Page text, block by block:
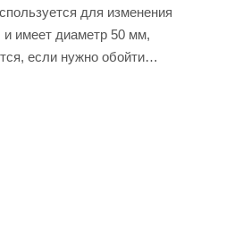
для изменения
и имеет диаметр 50 мм,
если нужно обойти
сером цвете.